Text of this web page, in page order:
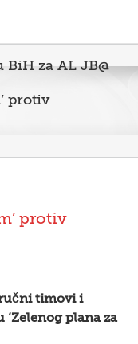
za AL JB@
protiv
protiv
timovi i
plana za